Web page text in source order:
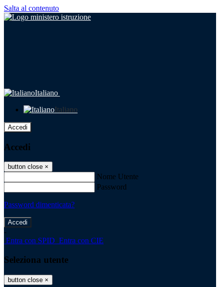
Salta al contenuto
Italiano
Italiano
Accedi
Accedi
button close ×
Nome Utente
Password
Password dimenticata?
-
Entra con SPID Entra con CIE
Seleziona utente
button close ×